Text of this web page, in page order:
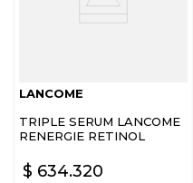
LANCOME
TRIPLE SERUM LANCOME
RENERGIE RETINOL
$ 634.320